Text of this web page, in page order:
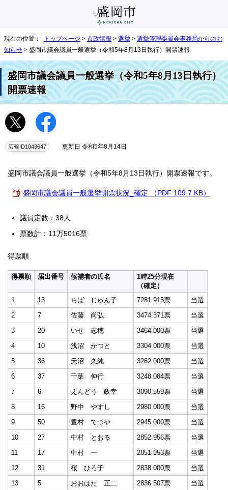
現在の位置： トップページ > 市政情報 > 選挙 > 選挙管理委員会事務局からのお
知らせ > 盛岡市議会議員一般選挙（令和5年8月13日執行）開票速報
盛岡市議会議員一般選挙（令和5年8月13日執行）
開票速報
広報ID1043647 更新日 令和5年8月14日
盛岡市議会議員一般選挙（令和5年8月13日執行）開票速報です。
盛岡市議会議員一般選挙開票状況_確定 （PDF 109.7 KB）
議員定数：38人
票数計：11万5016票
得票順
得票順 届出番号 候補者の氏名
1時25分現在
（確定）
1
13 ちば じゅん子 7281.915票
当選
2
7 佐藤 尚弘 3474.371票
当選
3
20 いせ 志穂 3464.000票
当選
4
10 浅沼 かつと 3304.000票
当選
5
36 天沼 久純 3262.000票
当選
6
37 千葉 伸行 3248.084票
当選
7
6 えんどう 政幸 3090.559票
当選
8
16 野中 やすし 2980.000票
当選
9
50 豊村 てつや 2945.000票
当選
10
27 中村 とおる 2852.956票
当選
11
17 中村 一 2851.953票
当選
12
31 桜 ひろ子 2838.000票
当選
13
5 おおはた 正二 2836.507票
当選